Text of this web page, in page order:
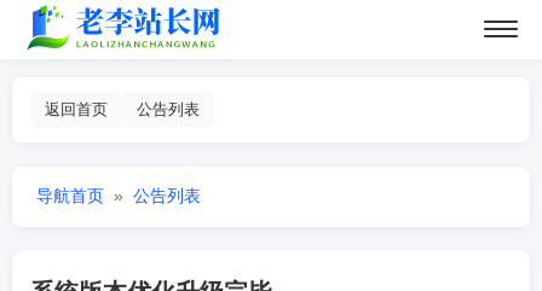
返回首页 公告列表
导航首页 » 公告列表